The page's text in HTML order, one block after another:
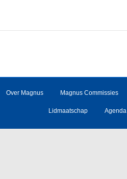
Over Magnus Magnus Commissies
Lidmaatschap Agenda